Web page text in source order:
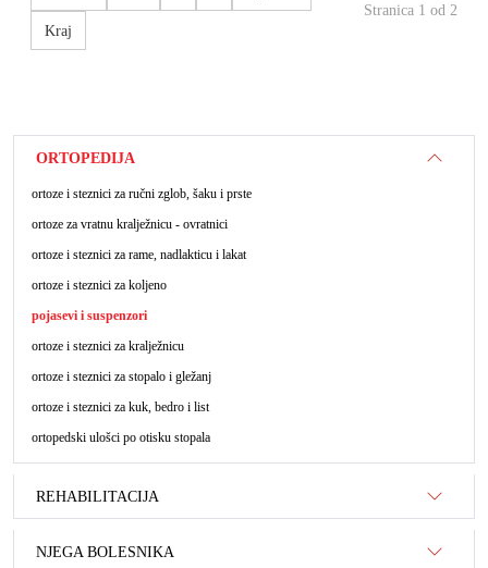
Kraj
Stranica 1 od 2
ORTOPEDIJA
ortoze i steznici za ručni zglob, šaku i prste
ortoze za vratnu kralježnicu - ovratnici
ortoze i steznici za rame, nadlakticu i lakat
ortoze i steznici za koljeno
pojasevi i suspenzori
ortoze i steznici za kralježnicu
ortoze i steznici za stopalo i gležanj
ortoze i steznici za kuk, bedro i list
ortopedski ulošci po otisku stopala
REHABILITACIJA
NJEGA BOLESNIKA